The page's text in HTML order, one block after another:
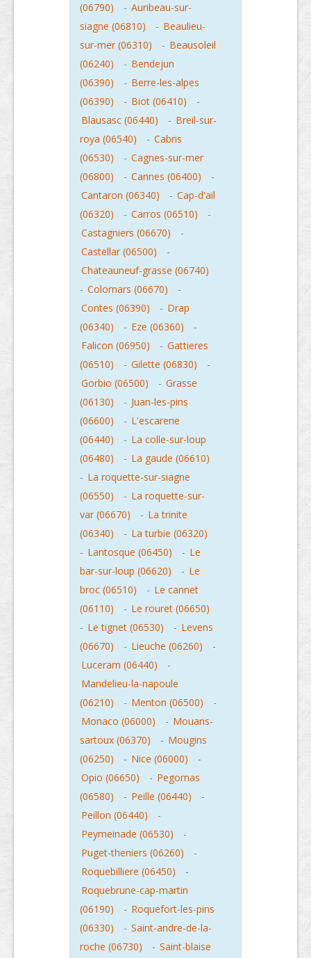
(06790)
- Auribeau-sur-
siagne (06810)
- Beaulieu-
sur-mer (06310)
- Beausoleil
(06240)
- Bendejun
(06390)
- Berre-les-alpes
(06390)
- Biot (06410)
-
Blausasc (06440)
- Breil-sur-
roya (06540)
- Cabris
(06530)
- Cagnes-sur-mer
(06800)
- Cannes (06400)
-
Cantaron (06340)
- Cap-d'ail
(06320)
- Carros (06510)
-
Castagniers (06670)
-
Castellar (06500)
-
Chateauneuf-grasse (06740)
- Colomars (06670)
-
Contes (06390)
- Drap
(06340)
- Eze (06360)
-
Falicon (06950)
- Gattieres
(06510)
- Gilette (06830)
-
Gorbio (06500)
- Grasse
(06130)
- Juan-les-pins
(06600)
- L'escarene
(06440)
- La colle-sur-loup
(06480)
- La gaude (06610)
- La roquette-sur-siagne
(06550)
- La roquette-sur-
var (06670)
- La trinite
(06340)
- La turbie (06320)
- Lantosque (06450) - Le
bar-sur-loup (06620)
- Le
broc (06510)
- Le cannet
(06110)
- Le rouret (06650)
- Le tignet (06530) - Levens
(06670)
- Lieuche (06260)
-
Luceram (06440)
-
Mandelieu-la-napoule
(06210)
- Menton (06500)
-
Monaco (06000)
- Mouans-
sartoux (06370)
- Mougins
(06250)
- Nice (06000)
-
Opio (06650)
- Pegomas
(06580)
- Peille (06440)
-
Peillon (06440)
-
Peymeinade (06530)
-
Puget-theniers (06260)
-
Roquebilliere (06450)
-
Roquebrune-cap-martin
(06190)
- Roquefort-les-pins
(06330)
- Saint-andre-de-la-
roche (06730)
- Saint-blaise